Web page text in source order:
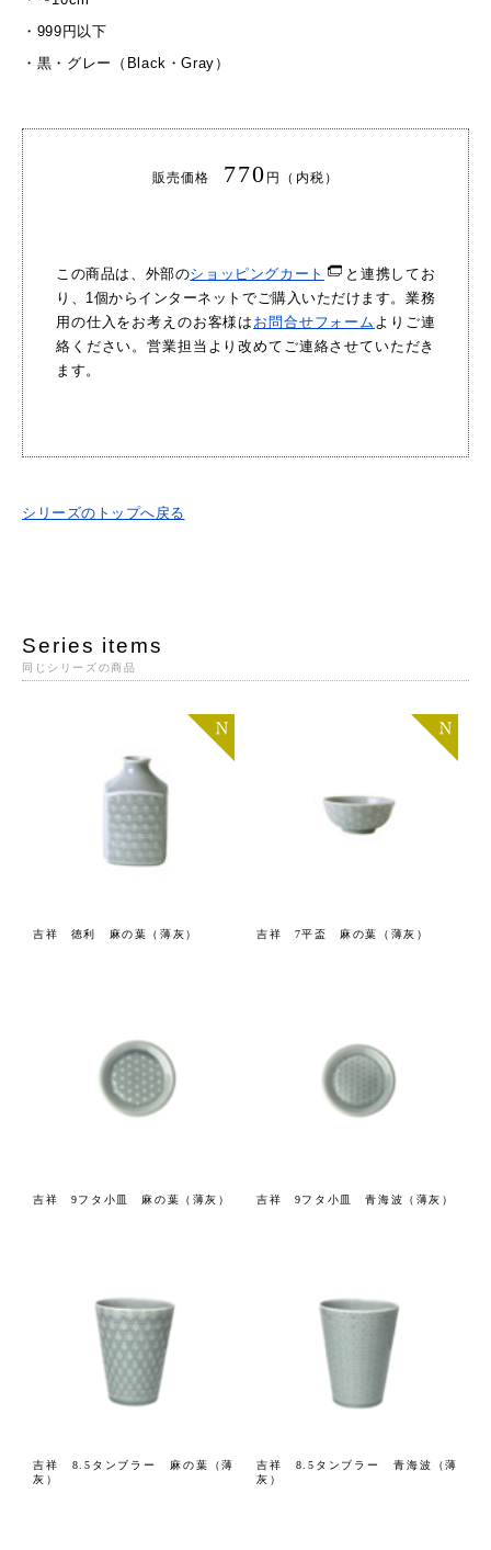
・ 999円以下
・ 黒・グレー（Black・Gray）
販売価格 770 円（内税）
この商品は、外部のショッピングカート
と連携してお
り、1個からインターネットでご購入いただけます。業務
用の仕入をお考えのお客様は お問合せフォーム よりご連
絡ください。営業担当より改めてご連絡させていただき
ます。
シリーズのトップへ戻る
Series items
同じシリーズの商品
吉祥 徳利 麻の葉（薄灰） 吉祥 7平盃 麻の葉（薄灰）
吉祥 9フタ小皿 麻の葉（薄灰） 吉祥 9フタ小皿 青海波（薄灰）
吉祥 8.5タンブラー 麻の葉（薄
灰）
吉祥 8.5タンブラー 青海波（薄
灰）